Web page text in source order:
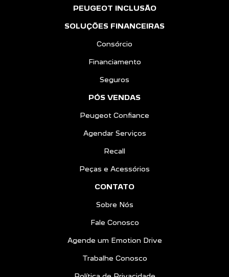
PEUGEOT INCLUSÃO
SOLUÇÕES FINANCEIRAS
Consórcio
Financiamento
Seguros
PÓS VENDAS
Peugeot Confiance
Agendar Serviços
Recall
Peças e Acessórios
CONTATO
Sobre Nós
Fale Conosco
Agende um Emotion Drive
Trabalhe Conosco